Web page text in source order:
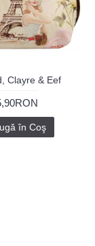
Clayre & Eef
în Coş